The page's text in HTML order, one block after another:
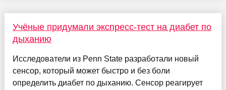
Учёные придумали экспресс-тест на диабет по
дыханию
Исследователи из Penn State разработали новый
сенсор, который может быстро и без боли
определить диабет по дыханию. Сенсор реагирует